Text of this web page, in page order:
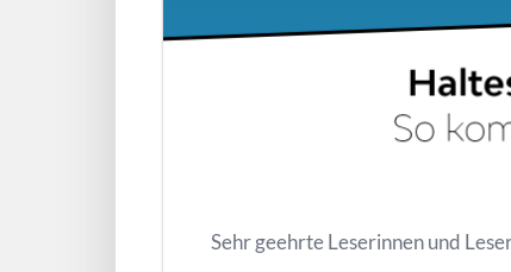
Sehr geehrte Leserinnen und